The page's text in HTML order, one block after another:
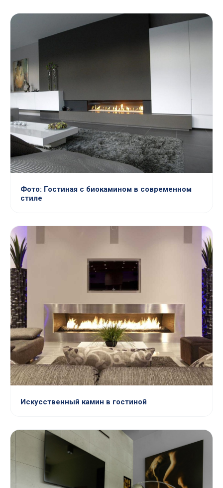
Фото: Гостиная с биокамином в современном
стиле
Искусственный камин в гостиной